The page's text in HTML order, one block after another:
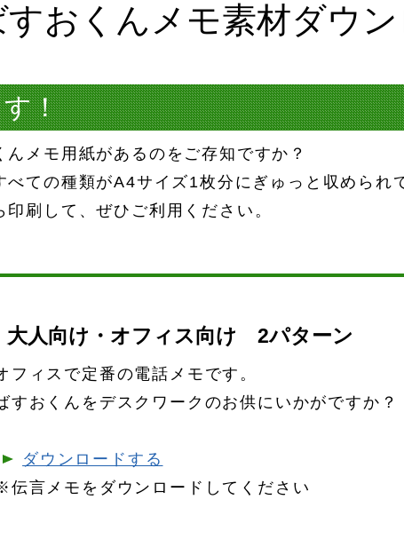
おくんメモ素材ダウン
す！
メモ用紙があるのをご存知ですか？
ての種類がA4サイズ1枚分にぎゅっと収められ
刷して、ぜひご利用ください。
大人向け・オフィス向け 2パターン
フィスで定番の電話メモです。
すおくんをデスクワークのお供にいかがですか？
ダウンロードする
伝言メモをダウンロードしてください